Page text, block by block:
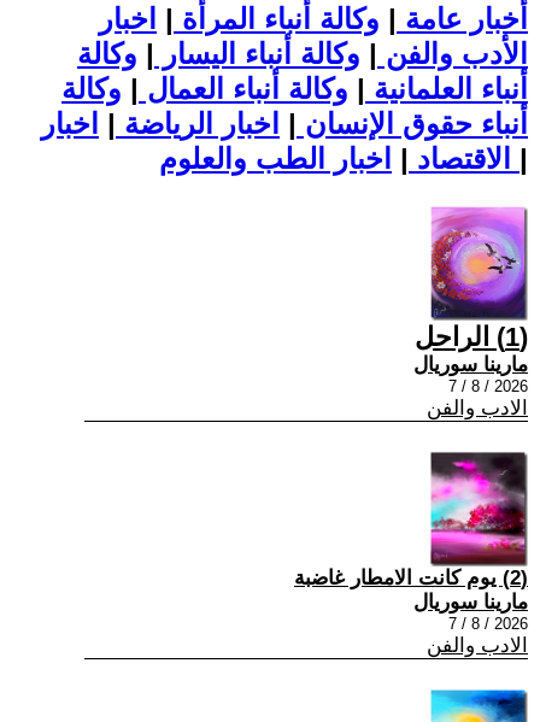
أخبار عامة | وكالة أنباء المرأة | اخبار
الأدب والفن | وكالة أنباء اليسار | وكالة
أنباء العلمانية | وكالة أنباء العمال | وكالة
أنباء حقوق الإنسان | اخبار الرياضة | اخبار
الاقتصاد | |
(1) الراحل
مارينا سوريال
2026 / 8 / 7
الادب والفن
(2) يوم كانت الامطار غاضبة
مارينا سوريال
2026 / 8 / 7
الادب والفن